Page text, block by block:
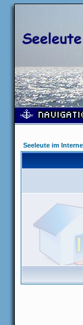
Seeleute im